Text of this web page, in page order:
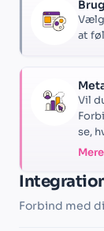
at
Vil
se,
Mere
Forbind med